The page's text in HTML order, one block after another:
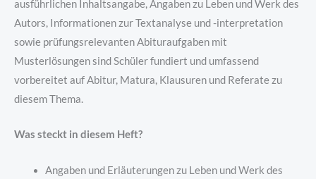
ausführlichen Inhaltsangabe, Angaben zu Leben und Werk des
Autors, Informationen zur Textanalyse und -interpretation
sowie prüfungsrelevanten Abituraufgaben mit
Musterlösungen sind Schüler fundiert und umfassend
vorbereitet auf Abitur, Matura, Klausuren und Referate zu
diesem Thema.
Was steckt in diesem Heft?
Angaben und Erläuterungen zu Leben und Werk des